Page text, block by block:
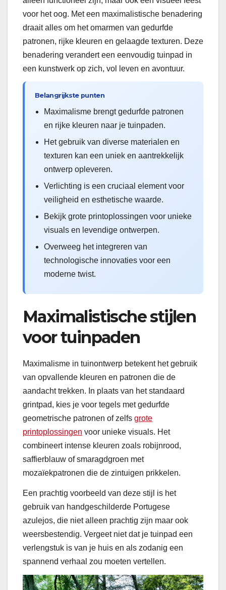
voor het oog. Met een maximalistische benadering
draait alles om het omarmen van gedurfde
patronen, rijke kleuren en gelaagde texturen. Deze
benadering verandert een eenvoudig tuinpad in
een kunstwerk op zich, vol leven en avontuur.
Belangrijkste punten
Maximalisme brengt gedurfde patronen
en rijke kleuren naar je tuinpaden.
Het gebruik van diverse materialen en
texturen kan een uniek en aantrekkelijk
ontwerp opleveren.
Verlichting is een cruciaal element voor
veiligheid en esthetische waarde.
Bekijk grote printoplossingen voor unieke
visuals en levendige ontwerpen.
Overweeg het integreren van
technologische innovaties voor een
moderne twist.
Maximalistische stijlen
voor tuinpaden
Maximalisme in tuinontwerp betekent het gebruik
van opvallende kleuren en patronen die de
aandacht trekken. In plaats van het standaard
grintpad, kies je voor tegels met gedurfde
geometrische patronen of zelfs grote
printoplossingen voor unieke visuals. Het
combineert intense kleuren zoals robijnrood,
saffierblauw of smaragdgroen met
mozaïekpatronen die de zintuigen prikkelen.
Een prachtig voorbeeld van deze stijl is het
gebruik van handgeschilderde Portugese
azulejos, die niet alleen prachtig zijn maar ook
weersbestendig. Vergeet niet dat je tuinpad een
verlengstuk is van je huis en als zodanig een
spannend verhaal zou moeten vertellen.